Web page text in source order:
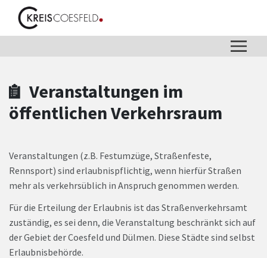
Zum Header
Zum Hauptinhalt
Zum Footer
Zum Hauptinhalt springen
Veranstaltungen im
öffentlichen Verkehrsraum
Veranstaltungen (z.B. Festumzüge, Straßenfeste,
Rennsport) sind erlaubnispflichtig, wenn hierfür Straßen
mehr als verkehrsüblich in Anspruch genommen werden.
Für die Erteilung der Erlaubnis ist das Straßenverkehrsamt
zuständig, es sei denn, die Veranstaltung beschränkt sich auf
der Gebiet der Coesfeld und Dülmen. Diese Städte sind selbst
Erlaubnisbehörde.